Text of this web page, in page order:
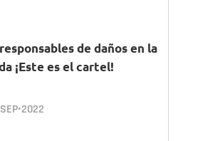
de daños en la
¡Este es el cartel!